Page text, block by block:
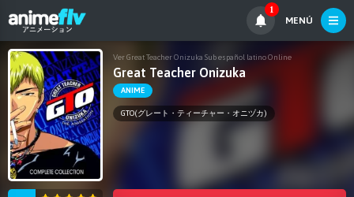
1
MENÚ
Ver Great Teacher Onizuka Sub español latino Online
Great Teacher Onizuka
ANIME
GTO(グレート・ティーチャー・オニヅカ)